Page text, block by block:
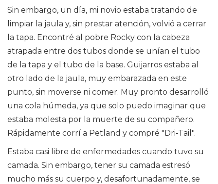
Sin embargo, un día, mi novio estaba tratando de
limpiar la jaula y, sin prestar atención, volvió a cerrar
la tapa. Encontré al pobre Rocky con la cabeza
atrapada entre dos tubos donde se unían el tubo
de la tapa y el tubo de la base. Guijarros estaba al
otro lado de la jaula, muy embarazada en este
punto, sin moverse ni comer. Muy pronto desarrolló
una cola húmeda, ya que solo puedo imaginar que
estaba molesta por la muerte de su compañero.
Rápidamente corrí a Petland y compré "Dri-Tail".
Estaba casi libre de enfermedades cuando tuvo su
camada. Sin embargo, tener su camada estresó
mucho más su cuerpo y, desafortunadamente, se